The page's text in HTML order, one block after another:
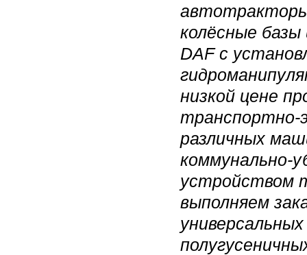
автотракторы
колёсные
DAF с
низкой цене
транспортно-
различных
коммунально-
устройством
выполняем